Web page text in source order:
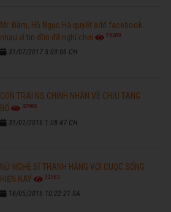
Mr. Đàm, Hồ Ngọc Hà quyết add facebook
nhau vì tin đồn đã nghỉ chơi
76309
31/07/2017 5:03:06 CH
CON TRAI NS CHINH NHẪN VỀ CHỊU TANG
BỐ
42985
31/01/2016 1:08:47 CH
NỮ NGHỆ SĨ THANH HẰNG VỚI CUỘC SỐNG
HIỆN NAY
32583
18/05/2016 10:22:21 SA